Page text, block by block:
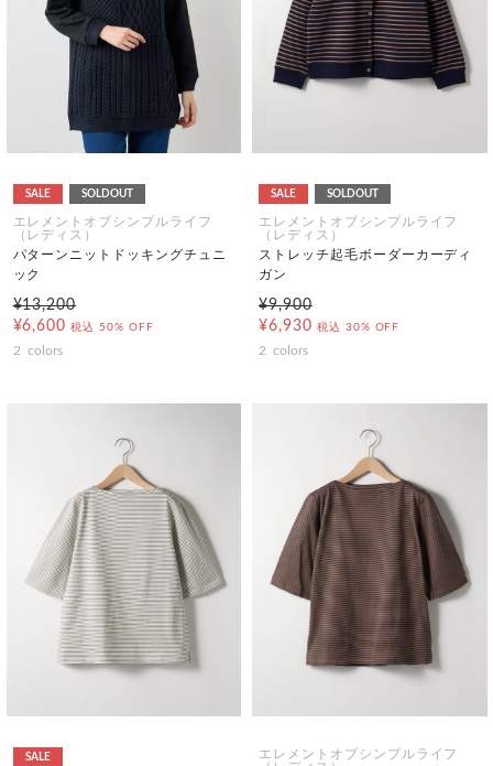
SALE SOLDOUT
エレメントオブシンプルライフ
（レディス）
パターンニットドッキングチュニ
ック
¥13,200
¥6,600 税込 50% OFF
2 colors
SALE SOLDOUT
エレメントオブシンプルライフ
（レディス）
ストレッチ起毛ボーダーカーディ
ガン
¥9,900
¥6,930 税込 30% OFF
2 colors
SALE
エレメントオブシンプルライフ